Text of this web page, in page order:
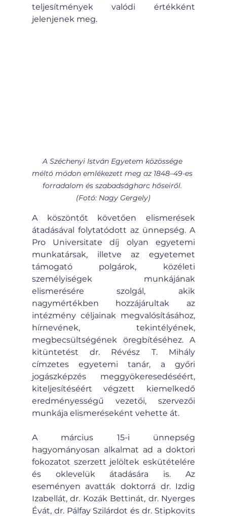
teljesítmények valódi értékként
jelenjenek meg.
A Széchenyi István Egyetem közössége
méltó módon emlékezett meg az 1848–49-es
forradalom és szabadságharc hőseiről.
(Fotó: Nagy Gergely)
A köszöntőt követően elismerések
átadásával folytatódott az ünnepség. A
Pro Universitate díj olyan egyetemi
munkatársak, illetve az egyetemet
támogató polgárok, közéleti
személyiségek munkájának
elismerésére szolgál, akik
nagymértékben hozzájárultak az
intézmény céljainak megvalósításához,
hírnevének, tekintélyének,
megbecsültségének öregbítéséhez. A
kitüntetést dr. Révész T. Mihály
címzetes egyetemi tanár, a győri
jogászképzés meggyökeresedéséért,
kiteljesítéséért végzett kiemelkedő
eredményességű vezetői, szervezői
munkája elismeréseként vehette át.
A március 15-i ünnepség
hagyományosan alkalmat ad a doktori
fokozatot szerzett jelöltek eskütételére
és oklevelük átadására is. Az
eseményen avatták doktorrá dr. Izdig
Izabellát, dr. Kozák Bettinát, dr. Nyerges
Évát, dr. Pálfay Szilárdot és dr. Stipkovits